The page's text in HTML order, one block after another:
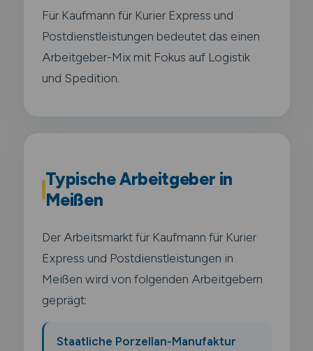
Für Kaufmann für Kurier Express und
Postdienstleistungen bedeutet das einen
Arbeitgeber-Mix mit Fokus auf Logistik
und Spedition.
Typische Arbeitgeber in
Meißen
Der Arbeitsmarkt für Kaufmann für Kurier
Express und Postdienstleistungen in
Meißen wird von folgenden Arbeitgebern
geprägt:
Staatliche Porzellan-Manufaktur